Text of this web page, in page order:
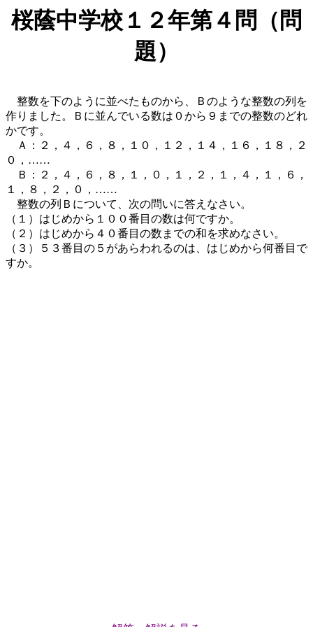
桜蔭中学校１２年第４問（問
題）
整数を下のように並べたものから、Ｂのような整数の列を
作りました。Ｂに並んでいる数は０から９までの整数のどれ
かです。
Ａ：２，４，６，８，１０，１２，１４，１６，１８，２
０，……
Ｂ：２，４，６，８，１，０，１，２，１，４，１，６，
１，８，２，０，……
整数の列Ｂについて、次の問いに答えなさい。
（１）はじめから１００番目の数は何ですか。
（２）はじめから４０番目の数までの和を求めなさい。
（３）５３番目の５があらわれるのは、はじめから何番目で
すか。